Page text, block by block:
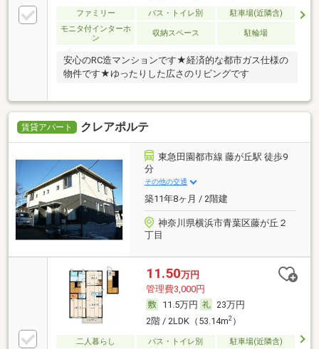
ファミリー バス・トイレ別
駐車場(近隣含)
モニタ付インターホ
ン
収納スペース 駐輪場
安心のRC造マンションです★経済的な都市ガス仕様の
物件です★ゆったりした広さのリビングです
賃貸アパート クレアポルテ
東急田園都市線 藤が丘駅 徒歩9
分
その他の交通
築11年8ヶ月 / 2階建
神奈川県横浜市青葉区藤が丘２
丁目
11.50万円
管理費3,000円
11.5万円
23万円
2階 / 2LDK（53.14m2）
二人暮らし バス・トイレ別
駐車場(近隣含)